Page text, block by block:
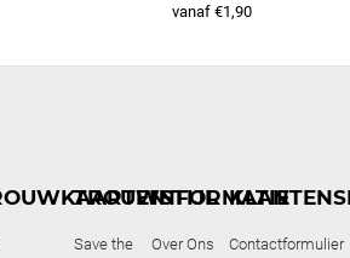
vanaf €1,90
TROUWSTIJL
Save the
INFORMATIE
Over Ons
Contactformulier